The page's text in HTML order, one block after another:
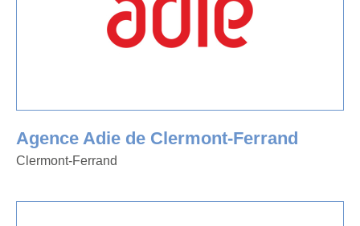
Agence Adie de Clermont-Ferrand
Clermont-Ferrand